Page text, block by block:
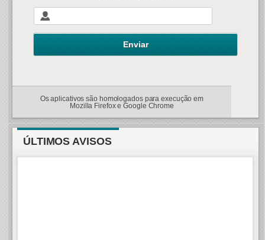
Os aplicativos são homologados para execução em
Mozilla Firefox e Google Chrome
ÚLTIMOS AVISOS